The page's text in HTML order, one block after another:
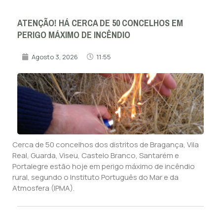
ATENÇÃO! HÁ CERCA DE 50 CONCELHOS EM
PERIGO MÁXIMO DE INCÊNDIO
Agosto 3, 2026 11:55
Cerca de 50 concelhos dos distritos de Bragança, Vila
Real, Guarda, Viseu, Castelo Branco, Santarém e
Portalegre estão hoje em perigo máximo de incêndio
rural, segundo o Instituto Português do Mar e da
Atmosfera (IPMA).